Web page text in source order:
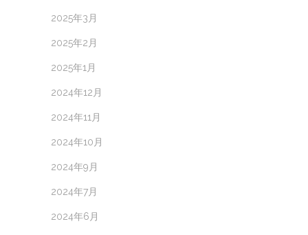
2025年3月
2025年2月
2025年1月
2024年12月
2024年11月
2024年10月
2024年9月
2024年7月
2024年6月